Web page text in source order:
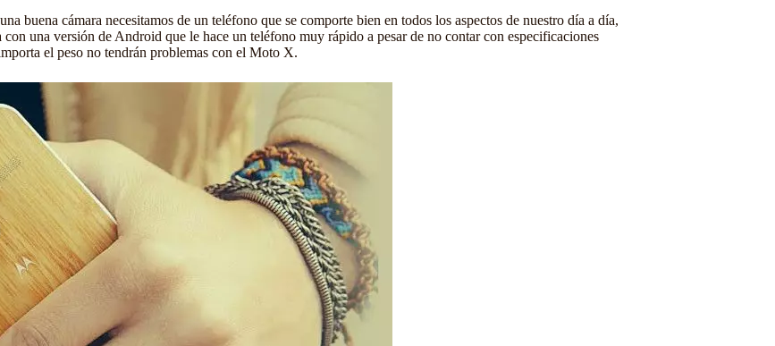
buena cámara necesitamos de un teléfono que se comporte bien en todos los aspectos de nuestro día a día,
una versión de Android que le hace un teléfono muy rápido a pesar de no contar con especificaciones
el peso no tendrán problemas con el Moto X.